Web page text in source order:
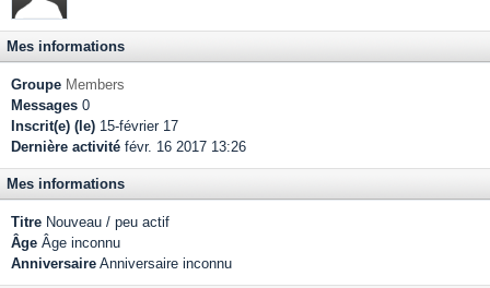
Mes informations
Groupe Members
Messages 0
Inscrit(e) (le) 15-février 17
Dernière activité févr. 16 2017 13:26
Mes informations
Titre Nouveau / peu actif
Âge Âge inconnu
Anniversaire Anniversaire inconnu